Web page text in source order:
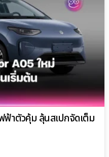
าตัวคุ้ม ลุ้นสเปกจัดเต็ม